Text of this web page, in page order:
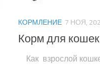
КОРМЛЕНИЕ 7 НОЯ,
Корм для
Как взрослой